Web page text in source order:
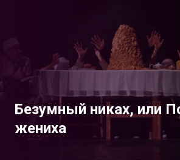
Безумный никах, или
жениха